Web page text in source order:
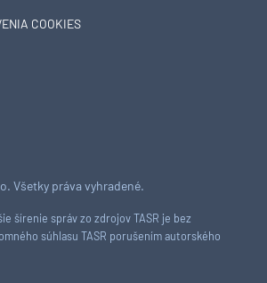
Všetky práva vyhradené.
šírenie správ zo zdrojov TASR je bez
súhlasu TASR porušením autorského
COOKIES